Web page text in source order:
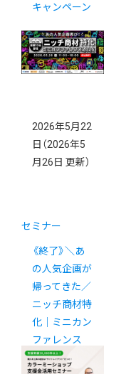
キャンペーン
2026年5月22
日 （2026年5
月26日 更新）
セミナー
《終了》＼あ
の人気企画が
帰ってきた／
ニッチ商材特
化｜ミニカン
ファレンス
2026